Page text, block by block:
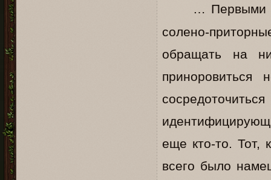
… Первыми
солено-
обращать на
еще кто-то. Тот,
всего было